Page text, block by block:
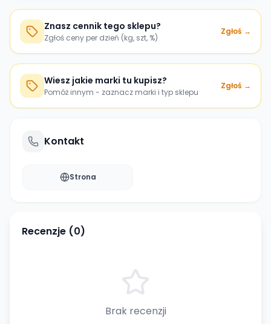
Znasz cennik tego sklepu?
Zgłoś ceny per dzień (kg, szt, %)
Zgłoś →
Wiesz jakie marki tu kupisz?
Pomóż innym - zaznacz marki i typ sklepu
Zgłoś →
Kontakt
Strona
Recenzje (0)
Brak recenzji